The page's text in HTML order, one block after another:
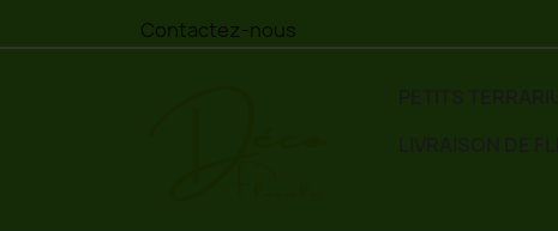
Contactez-nous